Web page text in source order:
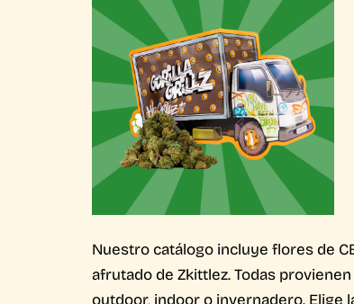
Nuestro catálogo incluye flores de
afrutado de Zkittlez. Todas
outdoor, indoor o invernadero. Elige